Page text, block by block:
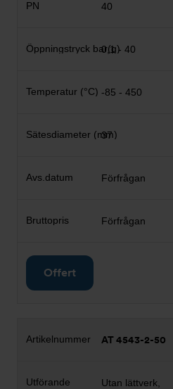
40
0,1 - 40
-85 - 450
37
Förfrågan
Förfrågan
Offert
AT 4543-2-50
Utan lättverk,